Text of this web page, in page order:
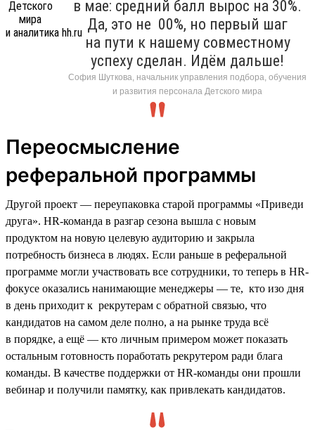
в мае: средний балл вырос на 30%.
Да, это не 00%, но первый шаг
на пути к нашему совместному
успеху сделан. Идём дальше!
София Шуткова, начальник управления подбора, обучения
и развития персонала Детского мира
Переосмысление
реферальной программы
Другой проект — переупаковка старой программы «Приведи
друга». HR-команда в разгар сезона вышла с новым
продуктом на новую целевую аудиторию и закрыла
потребность бизнеса в людях. Если раньше в реферальной
программе могли участвовать все сотрудники, то теперь в HR-
фокусе оказались нанимающие менеджеры — те, кто изо дня
в день приходит к рекрутерам с обратной связью, что
кандидатов на самом деле полно, а на рынке труда всё
в порядке, а ещё — кто личным примером может показать
остальным готовность поработать рекрутером ради блага
команды. В качестве поддержки от HR-команды они прошли
вебинар и получили памятку, как привлекать кандидатов.